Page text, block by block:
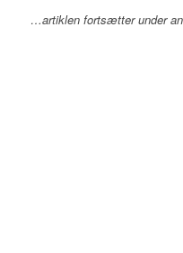
…artiklen fortsætter under